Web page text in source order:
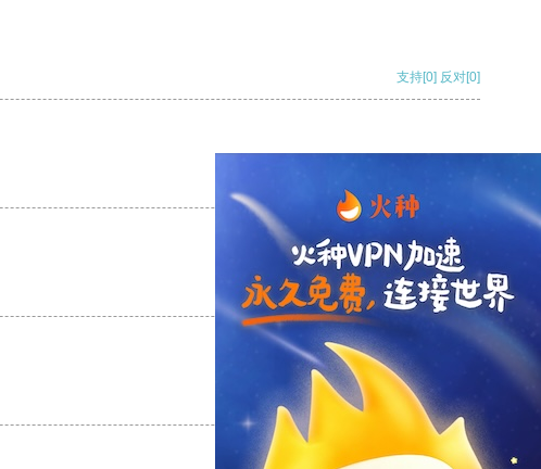
支持[0] 反对[0]
支持 [0] 反对[0]
支持[0] 反对